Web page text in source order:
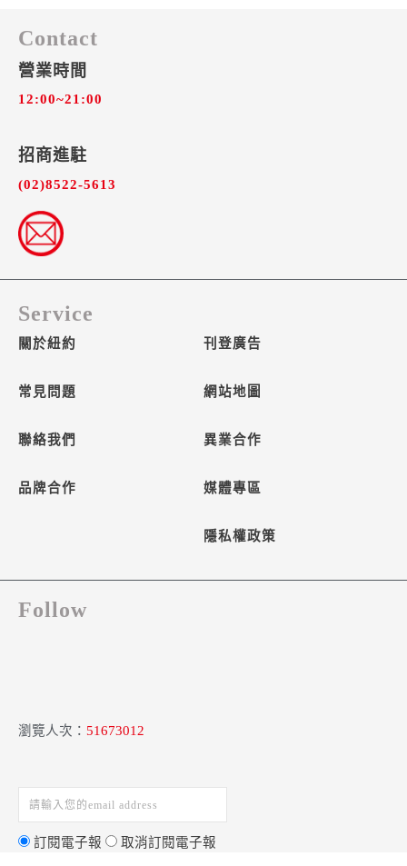
Contact
營業時間
12:00~21:00
招商進駐​
(02)8522-5613
Service
關於紐約
常見問題
聯絡我們
品牌合作
刊登廣告
網站地圖
異業合作
媒體專區
隱私權政策
Follow
瀏覽人次： 51673012
訂閱電子報 取消訂閱電子報